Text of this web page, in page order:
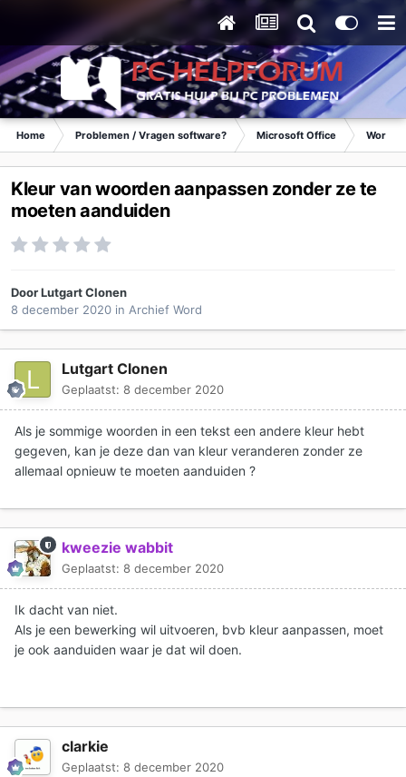
Home Problemen / Vragen software? Microsoft Office Word
Kleur van woorden aanpassen zonder ze te
moeten aanduiden
DoorLutgart Clonen
8 december 2020 in Archief Word
Lutgart Clonen
Geplaatst: 8 december 2020
Als je sommige woorden in een tekst een andere kleur hebt
gegeven, kan je deze dan van kleur veranderen zonder ze
allemaal opnieuw te moeten aanduiden ?
kweezie wabbit
Geplaatst: 8 december 2020
Ik dacht van niet.
Als je een bewerking wil uitvoeren, bvb kleur aanpassen, moet
je ook aanduiden waar je dat wil doen.
clarkie
Geplaatst: 8 december 2020